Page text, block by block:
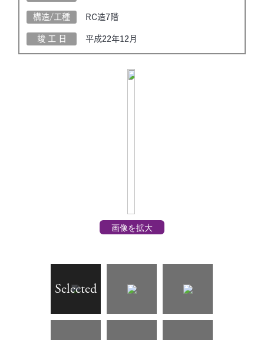
構造/工種 RC造7階
竣 工 日 平成22年12月
画像を拡大